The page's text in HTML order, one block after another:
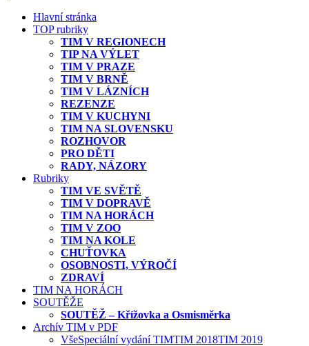
Hlavní stránka
TOP rubriky
TIM V REGIONECH
TIP NA VÝLET
TIM V PRAZE
TIM V BRNĚ
TIM V LÁZNÍCH
REZENZE
TIM V KUCHYNI
TIM NA SLOVENSKU
ROZHOVOR
PRO DĚTI
RADY, NÁZORY
Rubriky
TIM VE SVĚTĚ
TIM V DOPRAVĚ
TIM NA HORÁCH
TIM V ZOO
TIM NA KOLE
CHUŤOVKA
OSOBNOSTI, VÝROČÍ
ZDRAVÍ
TIM NA HORÁCH
SOUTĚŽE
SOUTĚŽ – Křížovka a Osmisměrka
Archív TIM v PDF
VšeSpeciální vydání TIMTIM 2018TIM 2019